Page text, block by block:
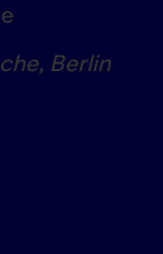
, Berlin